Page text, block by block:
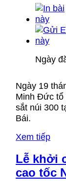
Ngày
Ngày 19
Minh Đức tổ
sắt núi 300
Bái.
Xem tiếp
Lễ khởi
cao tốc